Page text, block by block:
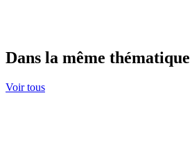
Dans la même thématique
Voir tous